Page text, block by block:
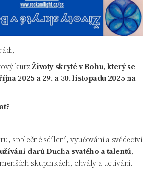
kurzŽivoty skryté v Bohu, který se
2025 a 29. a 30. listopadu 2025 na
společné sdílení, vyučování a svědectví
darů Ducha svatého a talentů,
skupinkách, chvály a uctívání.